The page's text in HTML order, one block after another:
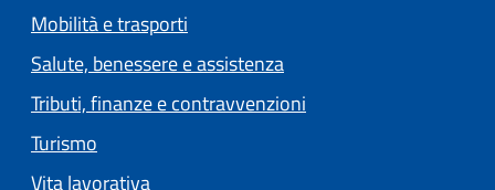
Mobilità e trasporti
Salute, benessere e assistenza
Tributi, finanze e contravvenzioni
Turismo
Vita lavorativa